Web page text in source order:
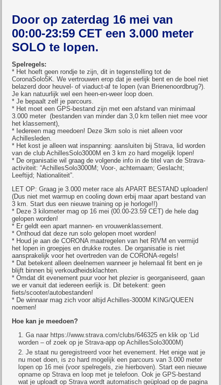
Door op zaterdag 16 mei van
00:00-23:59 CET een 3.000 meter
SOLO te lopen.
Spelregels:
* Het hoeft geen rondje te zijn, dit in tegenstelling tot de
CoronaSolo5K. We vertrouwen erop dat je eerlijk bent en de boel niet
belazerd door heuvel- of viaduct-af te lopen (van Brienenoordbrug?).
Je kan natuurlijk wel een heen-en-weer loop doen.
* Je bepaalt zelf je parcours.
* Het moet een GPS-bestand zijn met een afstand van minimaal
3.000 meter (bestanden van minder dan 3,0 km tellen niet mee voor
het klassement),
* Iedereen mag meedoen! Deze 3km solo is niet alleen voor
Achillesleden.
* Het kost je alleen wat inspanning: aansluiten bij Strava, lid worden
van de club AchillesSolo3000M en 3 km zo hard mogelijk lopen!
* De organisatie wil graag de volgende info in de titel van de Strava-
activiteit: “AchillesSolo3000M; Voor-, achternaam; Geslacht;
Leeftijd; Nationaliteit”.
LET OP: Graag je 3.000 meter race als APART BESTAND uploaden!
(Dus niet met warmup en cooling down erbij maar apart bestand van
3 km. Start dus een nieuwe training op je horloge!!)
* Deze 3 kilometer mag op 16 mei (00.00-23.59 CET) de hele dag
gelopen worden!
* Er geldt een apart mannen- en vrouwenklassement.
* Onthoud dat deze run solo gelopen moet worden!
* Houd je aan de CORONA maatregelen van het RIVM en vermijd
het lopen in groepjes en drukke routes. De organisatie is niet
aansprakelijk voor het overtreden van de CORONA-regels!
* Dat betekent alleen deelnemen wanneer je helemaal fit bent en je
blijft binnen bij verkoudheidsklachten.
* Omdat dit evenement puur voor het plezier is georganiseerd, gaan
we er vanuit dat iedereen eerlijk is. Dit betekent: geen
fiets/scooter/autobestanden!
* De winnaar mag zich voor altijd Achilles-3000M KING/QUEEN
noemen!
Hoe kan je meedoen?
Ga naar https://www.strava.com/clubs/646325 en klik op ‘Lid
worden – of zoek op je Strava-app op AchillesSolo3000M)
Je staat nu geregistreerd voor het evenement. Het enige wat je
nu moet doen, is zo hard mogelijk een parcours van 3.000 meter
lopen op 16 mei (voor spelregels, zie hierboven). Start een nieuwe
opname op Strava en loop met je telefoon. Ook je GPS-bestand
wat je uploadt op Strava wordt automatisch geüpload op de pagina